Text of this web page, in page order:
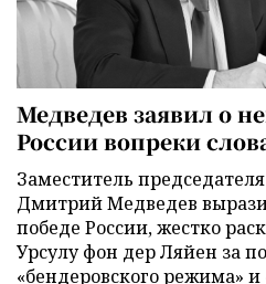
Медведев заявил о
России вопреки
Заместитель
Дмитрий Медведев
победе России, жестко
Урсулу фон дер Ляйен за
«бендеровского режима» и